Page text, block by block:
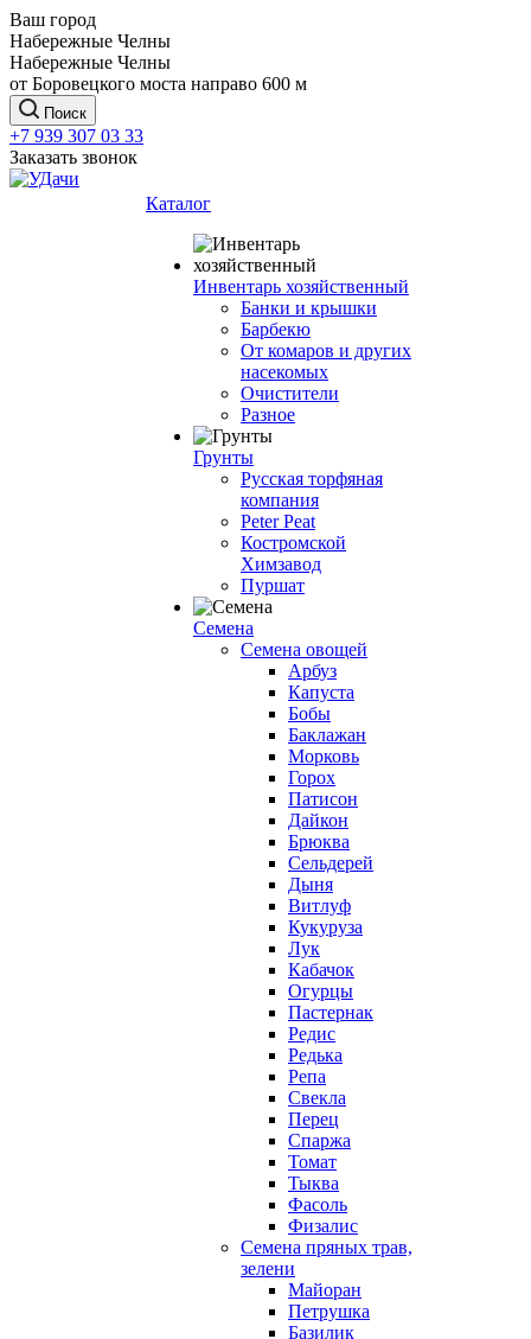
Ваш город
Набережные Челны
Набережные Челны
от Боровецкого моста направо 600 м
Поиск
+7 939 307 03 33
Заказать звонок
Каталог
Инвентарь хозяйственный
Банки и крышки
Барбекю
От комаров и других
насекомых
Очистители
Разное
Грунты
Русская торфяная
компания
Peter Peat
Костромской
Химзавод
Пуршат
Семена
Семена овощей
Арбуз
Капуста
Бобы
Баклажан
Морковь
Горох
Патисон
Дайкон
Брюква
Сельдерей
Дыня
Витлуф
Кукуруза
Лук
Кабачок
Огурцы
Пастернак
Редис
Редька
Репа
Свекла
Перец
Спаржа
Томат
Тыква
Фасоль
Физалис
Семена пряных трав,
зелени
Майоран
Петрушка
Базилик